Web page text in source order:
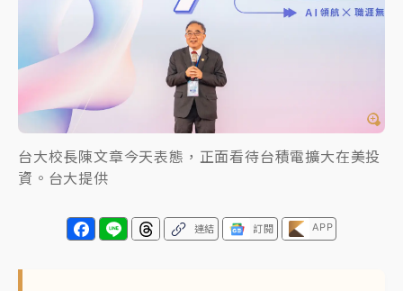
處置制度大變革！ 證交所今起縮短股票「關禁閉」天
數與撮合時間
才續任就飛美國大學面試 清大校長高為元致歉：機會
到來時引起我的好奇
白海豚颱風解除海警 西南風來了！4縣市大雨特報、各
地午後雷雨
台大校長陳文章今天表態，正面看待台積電擴大在美投
資。台大提供
連結 訂閱 APP